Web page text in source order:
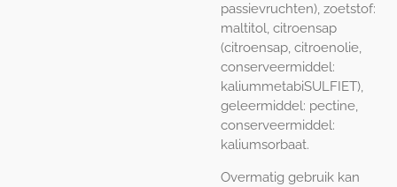
passievruchten), zoetstof:
maltitol, citroensap
(citroensap, citroenolie,
conserveermiddel:
kaliummetabiSULFIET),
geleermiddel: pectine,
conserveermiddel:
kaliumsorbaat.
Overmatig gebruik kan